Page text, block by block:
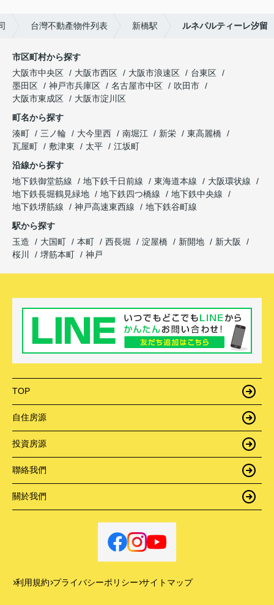
台灣不動產物件列表 新橋駅 ルネパルティーレ汐留
市区町村から探す
大阪市中央区
大阪市西区 大阪市浪速区
台東区
墨田区
神戸市兵庫区 名古屋市中区
吹田市
大阪市東成区
大阪市淀川区
町名から探す
湊町
三ノ輪 大今里西 南堀江 新栄
東高麗橋
瓦屋町
敷津東 太平
江坂町
沿線から探す
地下鉄御堂筋線
地下鉄千日前線 東海道本線
大阪環状線
地下鉄長堀鶴見緑地
地下鉄四つ橋線
地下鉄中央線
地下鉄堺筋線
神戸高速東西線
地下鉄谷町線
駅から探す
玉造
大国町 本町 西長堀 淀屋橋 新開地
新大阪
桜川
堺筋本町 神戸
TOP
自住房源
投資房源
聯絡我們
關於我們
利用規約 プライバシーポリシー サイトマップ